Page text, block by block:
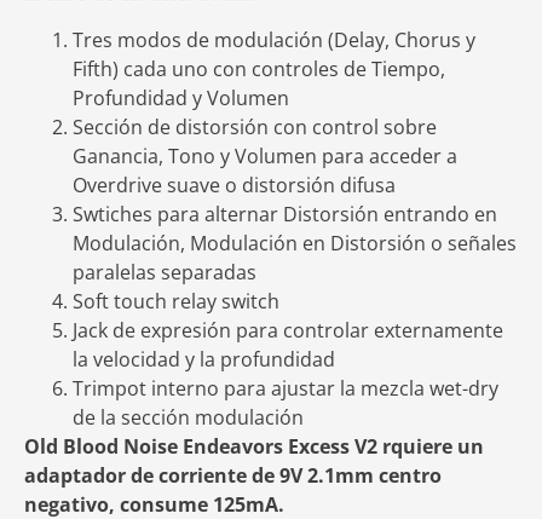
Tres modos de modulación (Delay, Chorus y
Fifth) cada uno con controles de Tiempo,
Profundidad y Volumen
Sección de distorsión con control sobre
Ganancia, Tono y Volumen para acceder a
Overdrive suave o distorsión difusa
Swtiches para alternar Distorsión entrando en
Modulación, Modulación en Distorsión o señales
paralelas separadas
Soft touch relay switch
Jack de expresión para controlar externamente
la velocidad y la profundidad
Trimpot interno para ajustar la mezcla wet-dry
de la sección modulación
Old Blood Noise Endeavors Excess V2 rquiere un
adaptador de corriente de 9V 2.1mm centro
negativo, consume 125mA.